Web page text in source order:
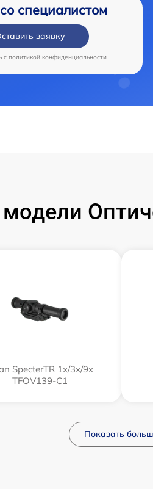
специалистом
заявку
c политикой конфиденциальности
SpecterTR 1x/3x/9x
TFOV139-C1
Показать